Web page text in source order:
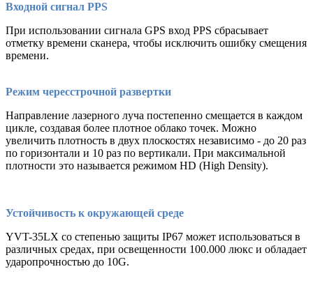
Входной сигнал PPS
При использовании сигнала GPS вход PPS сбрасывает
отметку времени сканера, чтобы исключить ошибку смещения
времени.
Режим чересстрочной развертки
Направление лазерного луча постепенно смещается в каждом
цикле, создавая более плотное облако точек. Можно
увеличить плотность в двух плоскостях независимо - до 20 раз
по горизонтали и 10 раз по вертикали. При максимальной
плотности это называется режимом HD (High Density).
Устойчивость к окружающей среде
YVT-35LX со степенью защиты IP67 может использоваться в
различных средах, при освещенности 100.000 люкс и обладает
ударопрочностью до 10G.